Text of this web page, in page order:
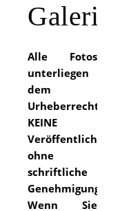
Galerie
Alle Fotos
unterliegen
dem
Urheberrecht.
KEINE
Veröffentlichung
ohne
schriftliche
Genehmigung.
Wenn Sie